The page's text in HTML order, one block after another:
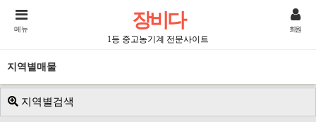
장비다
1등 중고농기계 전문사이트
메뉴 회원
지역별매물
지역별검색